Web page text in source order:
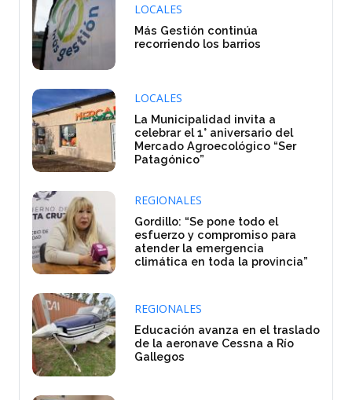
LOCALES
Más Gestión continúa
recorriendo los barrios
LOCALES
La Municipalidad invita a
celebrar el 1° aniversario del
Mercado Agroecológico “Ser
Patagónico”
REGIONALES
Gordillo: “Se pone todo el
esfuerzo y compromiso para
atender la emergencia
climática en toda la provincia”
REGIONALES
Educación avanza en el traslado
de la aeronave Cessna a Río
Gallegos